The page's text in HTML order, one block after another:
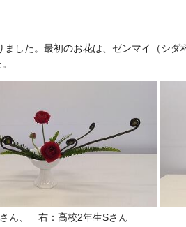
ました。最初のお花は、ゼンマイ（シ
ん、 右：高校2年生Sさん